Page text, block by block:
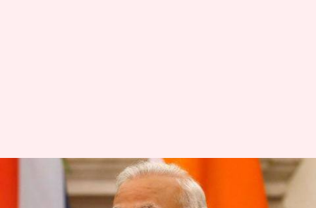
प्रधानमंत्री मोदी का बयान, 'गजनी'
फिल्म के नायक की तरह वादे भूल